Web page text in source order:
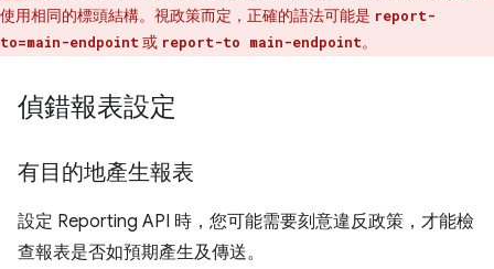
使用相同的標頭結構。視政策而定，正確的語法可能是 report-
to=main-endpoint 或 report-to main-endpoint。
偵錯報表設定
有目的地產生報表
設定 Reporting API 時，您可能需要刻意違反政策，才能檢
查報表是否如預期產生及傳送。